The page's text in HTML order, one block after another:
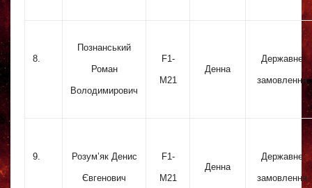
8.
Познанський
Роман
Володимирович
F1-
M21
Денна
Державне
замовлення
9. Розум’як Денис
Євгенович
F1-
M21
Денна
Державне
замовлення